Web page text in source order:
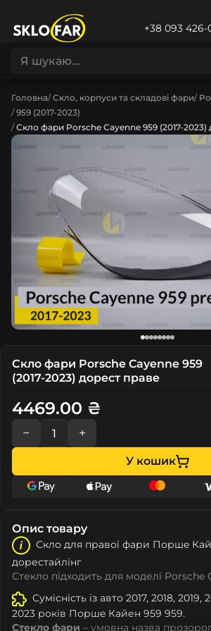
+38 093
Головна Скло, корпуси та складові фари
959 (2017-2023)
Скло фари Porsche Cayenne 959 (2017-2023)
Скло фари Porsche Cayenne 959
(2017-2023) дорест праве
4469.00 ₴
− +
У кошик
Опис товару
Скло для правої фари Поршe
дорестайлінг
Стекло підходить для моделі Porsche
Сумісність із авто 2017, 2018, 2019,
2023 років Поршe Кайен 959 959.
Стекло фари – умовна назва